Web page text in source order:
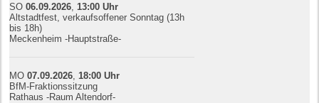
SO06.09.2026 13:00 Uhr
Altstadtfest, verkaufsoffener Sonntag (13h
bis 18h)
Meckenheim -Hauptstraße-
MO07.09.2026 18:00 Uhr
BfM-Fraktionssitzung
Rathaus -Raum Altendorf-